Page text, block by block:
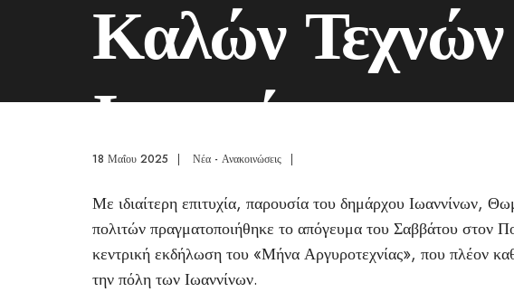
Καλών Τεχνών
Ιωαννίνων
18 Μαΐου 2025 | Νέα - Ανακοινώσεις |
Με ιδιαίτερη επιτυχία, παρουσία του δημάρχου Ιωαννίνων,
πολιτών πραγματοποιήθηκε το απόγευμα του Σαββάτου στον
κεντρική εκδήλωση του «Μήνα Αργυροτεχνίας», που πλέον
την πόλη των Ιωαννίνων.